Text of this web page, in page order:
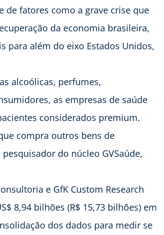
de fatores como a grave crise que
da economia brasileira,
para além do eixo Estados Unidos,
alcoólicas, perfumes,
as empresas de saúde
considerados premium.
compra outros bens de
do núcleo GVSaúde,
e GfK Custom Research
8,94 bilhões (R$ 15,73 bilhões) em
dos dados para medir se